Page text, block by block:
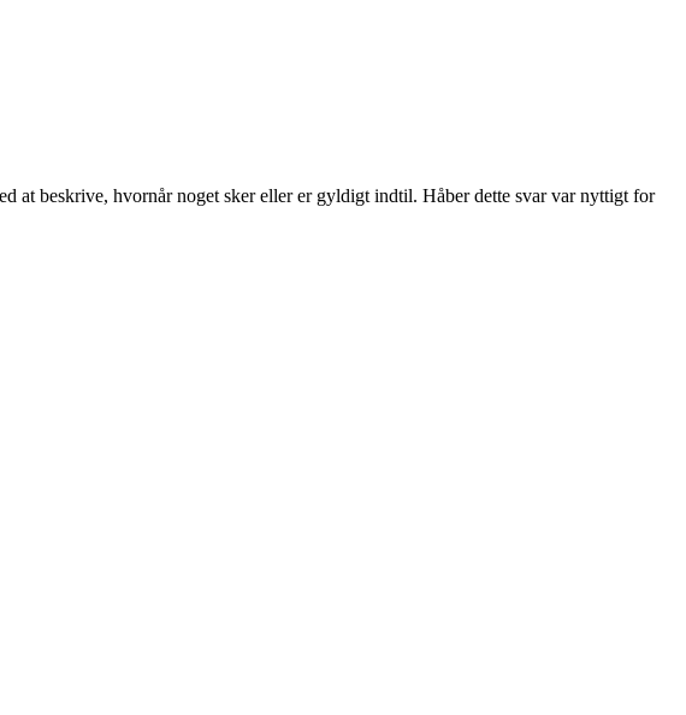
at beskrive, hvornår noget sker eller er gyldigt indtil. Håber dette svar var nyttigt for